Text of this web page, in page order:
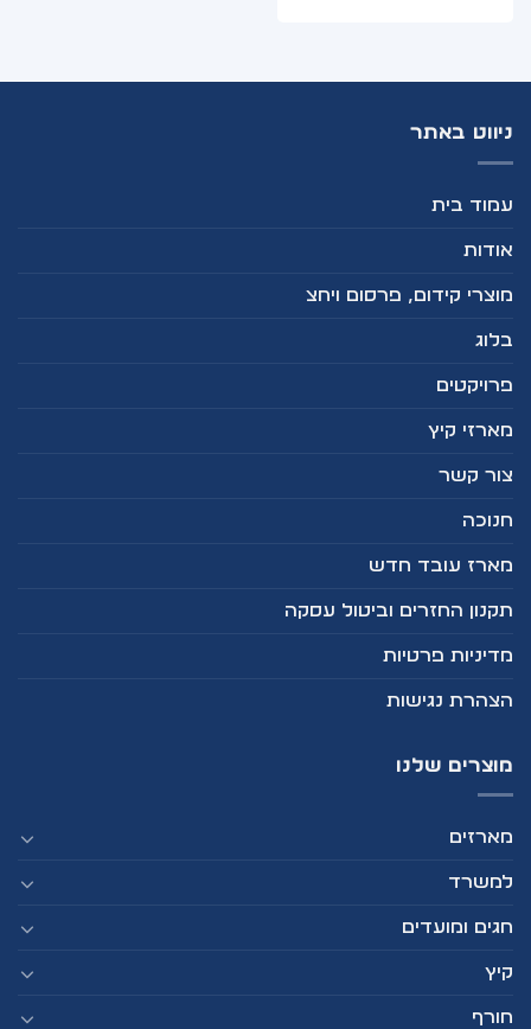
ניווט באתר
עמוד בית
אודות
מוצרי קידום, פרסום ויחצ
בלוג
פרויקטים
מארזי קיץ
צור קשר
חנוכה
מארז עובד חדש
תקנון החזרים וביטול עסקה
מדיניות פרטיות
הצהרת נגישות
מוצרים שלנו
מארזים
למשרד
חגים ומועדים
קיץ
חורף